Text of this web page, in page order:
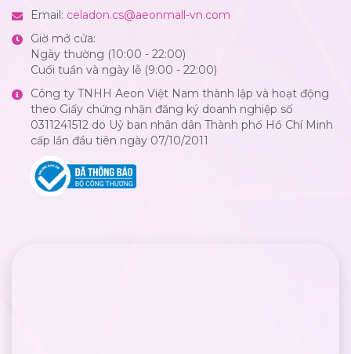
Email: celadon.cs@aeonmall-vn.com
Giờ mở cửa:
Ngày thường (10:00 - 22:00)
Cuối tuần và ngày lễ (9:00 - 22:00)
Công ty TNHH Aeon Việt Nam thành lập và hoạt động
theo Giấy chứng nhận đăng ký doanh nghiệp số
0311241512 do Uỷ ban nhân dân Thành phố Hồ Chí Minh
cấp lần đầu tiên ngày 07/10/2011